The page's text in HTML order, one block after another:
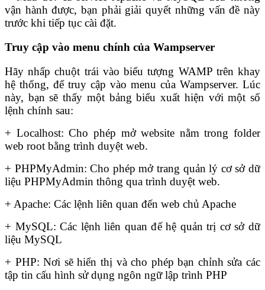
vận hành được, bạn phải giải quyết những vấn đề này
trước khi tiếp tục cài đặt.
Truy cập vào menu chính của Wampserver
Hãy nhấp chuột trái vào biểu tượng WAMP trên khay
hệ thống, để truy cập vào menu của Wampserver. Lúc
này, bạn sẽ thấy một bảng biểu xuất hiện với một số
lệnh chính sau:
+ Localhost: Cho phép mở website nằm trong folder
web root bằng trình duyệt web.
+ PHPMyAdmin: Cho phép mở trang quản lý cơ sở dữ
liệu PHPMyAdmin thông qua trình duyệt web.
+ Apache: Các lệnh liên quan đến web chủ Apache
+ MySQL: Các lệnh liên quan đế hệ quản trị cơ sở dữ
liệu MySQL
+ PHP: Nơi sẽ hiển thị và cho phép bạn chỉnh sửa các
tập tin cấu hình sử dụng ngôn ngữ lập trình PHP